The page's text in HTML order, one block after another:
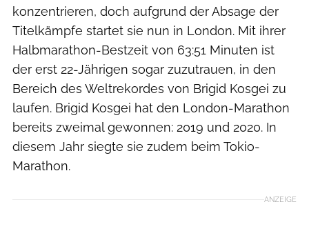
konzentrieren, doch aufgrund der Absage der
Titelkämpfe startet sie nun in London. Mit ihrer
Halbmarathon-Bestzeit von 63:51 Minuten ist
der erst 22-Jährigen sogar zuzutrauen, in den
Bereich des Weltrekordes von Brigid Kosgei zu
laufen. Brigid Kosgei hat den London-Marathon
bereits zweimal gewonnen: 2019 und 2020. In
diesem Jahr siegte sie zudem beim Tokio-
Marathon.
ANZEIGE